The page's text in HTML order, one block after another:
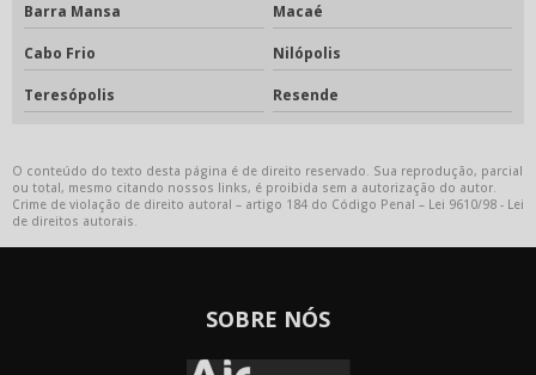
Barra Mansa Macaé
Cabo Frio Nilópolis
Teresópolis Resende
O conteúdo do texto desta página é de direito reservado. Sua reprodução, parcial
ou total, mesmo citando nossos links, é proibida sem a autorização do autor.
Crime de violação de direito autoral – artigo 184 do Código Penal – Lei 9610/98 - Lei
de direitos autorais.
SOBRE NÓS